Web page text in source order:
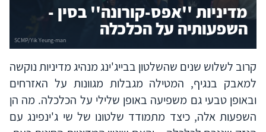
מדיניות ''אפס-קורונה'' בסין -
השפעותיה על הכלכלה
קרוב לשלוש שנים שהשלטון בבייג'ינג מנהיג מדיניות נוקשה
למאבק בנגיף, המטילה מגבלות מגוונות על האזרחים
ובאופן טבעי גם משפיעה באופן שלילי על הכלכלה. מה הן
השפעות אלה, כיצד מתמודד שלטונו של שי ג'ינפינג עם